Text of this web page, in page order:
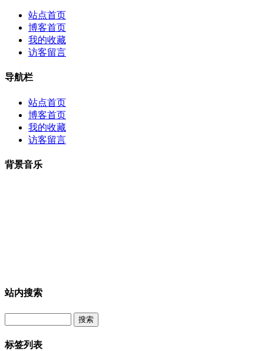
站点首页
博客首页
我的收藏
访客留言
导航栏
站点首页
博客首页
我的收藏
访客留言
背景音乐
站内搜索
标签列表